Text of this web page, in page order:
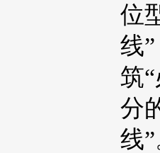
位
线
筑
分
线